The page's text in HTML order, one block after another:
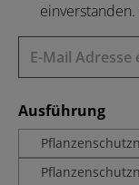
Ausführung